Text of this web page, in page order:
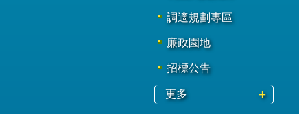
調適規劃專區
廉政園地
招標公告
更多